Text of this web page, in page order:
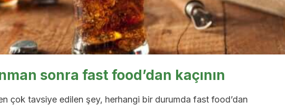
sonra fast food’dan kaçının
en çok tavsiye edilen şey, herhangi bir durumda fast food’dan